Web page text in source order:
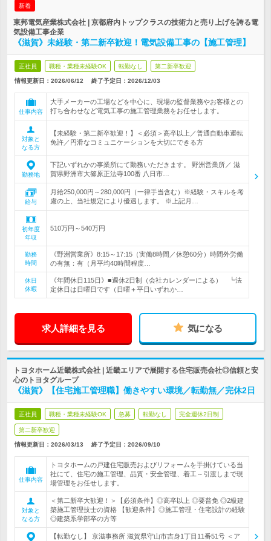
新着
東邦電気産業株式会社 | 京都府内トップクラスの技術力と売り上げを誇る電
気設備工事企業
《滋賀》未経験・第二新卒歓迎！電気設備工事の【施工管理】
正社員 職種・業種未経験OK 転勤なし 第二新卒歓迎
情報更新日：2026/06/12 終了予定日： 2026/12/03
仕事内容
大手メーカーの工場などを中心に、現場の監督業務やお客様との
打ち合わせなど電気工事の施工管理業務をお任せします。
対象と
なる方
【未経験・第二新卒歓迎！】＜必須＞高卒以上／普通自動車運転
免許／円滑なコミュニケーションを大切にできる方
勤務地
下記いずれかの事業所にて勤務いただきます。 野洲営業所／ 滋
賀県野洲市大篠原正法寺100番 八日市…
給与
月給250,000円～280,000円（一律手当含む）※経験・スキルを考
慮の上、当社規定により優遇します。 ※上記月…
初年度
年収
510万円～540万円
勤務
時間
《野洲営業所》8:15～17:15（実働8時間／休憩60分）時間外労働
の有無：有（月平均40時間程度…
休日
休暇
《年間休日115日》■週休2日制（会社カレンダーによる） ┗法
定休日は日曜日です（日曜＋平日いずれか…
求人詳細を見る 気になる
トヨタホーム近畿株式会社 | 近畿エリアで展開する住宅販売会社◎信頼と安
心のトヨタグループ
《滋賀》【住宅施工管理職】働きやすい環境／転勤無／完休2日
正社員 職種・業種未経験OK 急募 転勤なし 完全週休2日制
第二新卒歓迎
情報更新日：2026/03/13 終了予定日： 2026/09/10
仕事内容
トヨタホームの戸建住宅販売およびリフォームを手掛けている当
社にて、住宅の施工管理、品質・安全管理、着工～引渡しまで現
場管理をお任せします。
対象と
なる方
＜第二新卒大歓迎！＞【必須条件】◎高卒以上 ◎要普免 ◎2級建
築施工管理技士の資格 【歓迎条件】◎施工管理・住宅設計の経験
◎建築系学部卒の方等
【転勤なし】 京滋事務所 滋賀県守山市吉身1丁目11番51号 ＜ア